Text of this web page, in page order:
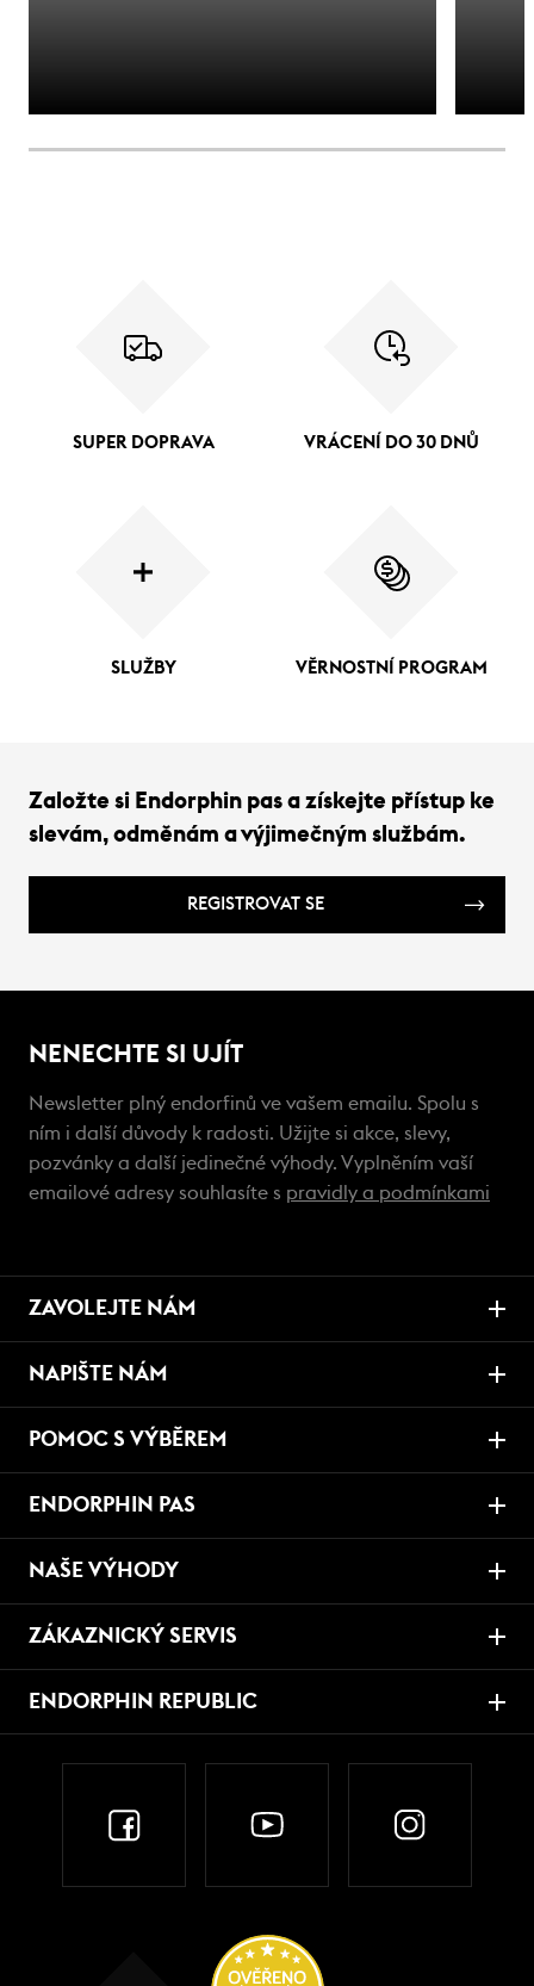
SUPER DOPRAVA VRÁCENÍ DO 30 DNŮ
SLUŽBY VĚRNOSTNÍ PROGRAM
Založte si Endorphin pas a získejte přístup ke
slevám, odměnám a výjimečným službám.
REGISTROVAT SE
NENECHTE SI UJÍT
Newsletter plný endorfinů ve vašem emailu. Spolu s
ním i další důvody k radosti. Užijte si akce, slevy,
pozvánky a další jedinečné výhody. Vyplněním vaší
emailové adresy souhlasíte s pravidly a podmínkami
ZAVOLEJTE NÁM
NAPIŠTE NÁM
POMOC S VÝBĚREM
ENDORPHIN PAS
NAŠE VÝHODY
ZÁKAZNICKÝ SERVIS
ENDORPHIN REPUBLIC